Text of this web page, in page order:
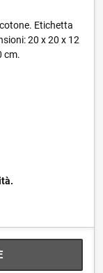
Etichetta
20 x 20 x 12
cm.